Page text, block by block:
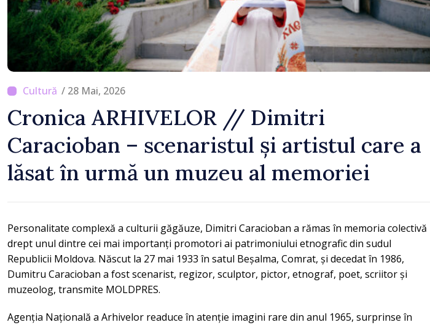
/ 28 Mai, 2026
Cronica ARHIVELOR // Dimitri
Caracioban – scenaristul și artistul care a
lăsat în urmă un muzeu al memoriei
Personalitate complexă a culturii găgăuze, Dimitri Caracioban a rămas în memoria colectivă
drept unul dintre cei mai importanți promotori ai patrimoniului etnografic din sudul
Republicii Moldova. Născut la 27 mai 1933 în satul Beșalma, Comrat, și decedat în 1986,
Dumitru Caracioban a fost scenarist, regizor, sculptor, pictor, etnograf, poet, scriitor și
muzeolog, transmite MOLDPRES.
Agenția Națională a Arhivelor readuce în atenție imagini rare din anul 1965, surprinse în